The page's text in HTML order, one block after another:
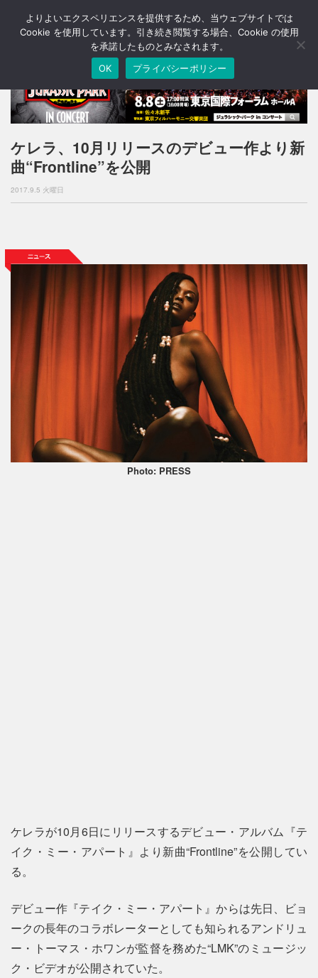
T
o
n
a
v
i
g
o
ケレラ、10月リリースのデビュー作より新
曲“Frontline”を公開
2017.9.5 火曜日
Photo: PRESS
ケレラが10月6日にリリースするデビュー・アルバム『テ
イク・ミー・アパート』より新曲“Frontline”を公開してい
る。
デビュー作『テイク・ミー・アパート』からは先日、ビョ
ークの長年のコラボレーターとしても知られるアンドリュ
ー・トーマス・ホワンが監督を務めた“LMK”のミュージッ
ク・ビデオが公開されていた。
よりよいエクスペリエンスを提供するため、当ウェブサイトでは
Cookie を使用しています。引き続き閲覧する場合、Cookie の使用
を承諾したものとみなされます。
OK
プライバシーポリシー